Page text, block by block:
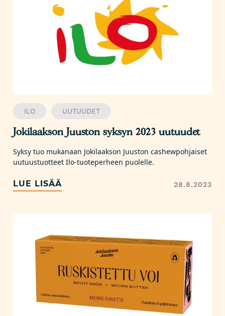
ILO UUTUUDET
Jokilaakson Juuston syksyn 2023 uutuudet
Syksy tuo mukanaan Jokilaakson Juuston cashewpohjaiset
uutuustuotteet Ilo-tuoteperheen puolelle.
LUE LISÄÄ 28.8.2023